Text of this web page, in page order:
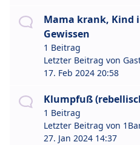
Mama krank, Kind
Gewissen
1 Beitrag
Letzter Beitrag von
17. Feb 2024 20:58
Klumpfuß
1 Beitrag
Letzter Beitrag von
27. Jan 2024 14:37